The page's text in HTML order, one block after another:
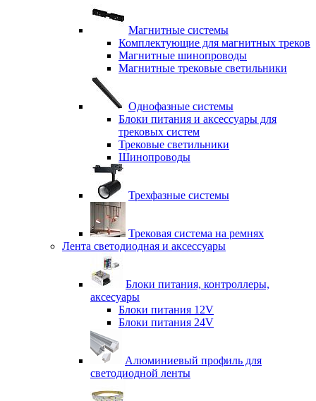
Магнитные системы
Комплектующие для магнитных треков
Магнитные шинопроводы
Магнитные трековые светильники
Однофазные системы
Блоки питания и аксессуары для
трековых систем
Трековые светильники
Шинопроводы
Трехфазные системы
Трековая система на ремнях
Лента светодиодная и аксессуары
Блоки питания, контроллеры,
аксесуары
Блоки питания 12V
Блоки питания 24V
Алюминиевый профиль для
светодиодной ленты